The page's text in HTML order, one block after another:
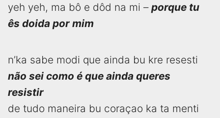
yeh yeh, ma bô e dôd na mi – porque tu
ês doida por mim
n’ka sabe modi que ainda bu kre resesti
não sei como é que ainda queres
resistir
de tudo maneira bu coraçao ka ta menti